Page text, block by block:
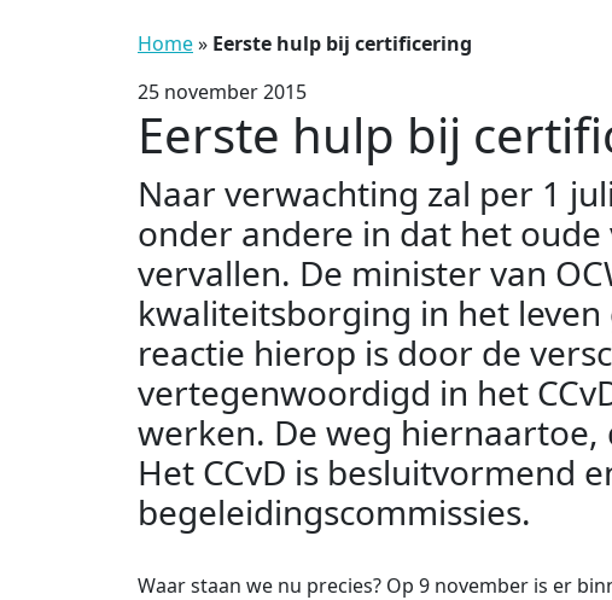
Home» Eerste hulp bij certificering
25 november 2015
Eerste hulp bij
Naar verwachting zal per 1
onder andere in dat het
vervallen. De minister van
kwaliteitsborging in het
reactie hierop is door de
vertegenwoordigd in het
werken. De weg hiernaartoe,
Het CCvD is besluitvormend
begeleidingscommissies.
Waar staan we nu precies? Op 9 november is er